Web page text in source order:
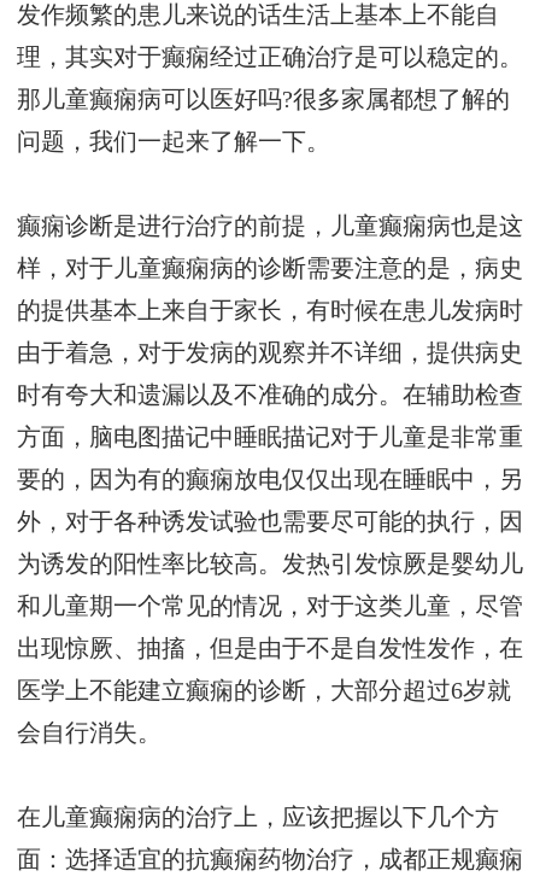
发作频繁的患儿来说的话生活上基本上不能自
理，其实对于癫痫经过正确治疗是可以稳定的。
那儿童癫痫病可以医好吗?很多家属都想了解的
问题，我们一起来了解一下。
癫痫诊断是进行治疗的前提，儿童癫痫病也是这
样，对于儿童癫痫病的诊断需要注意的是，病史
的提供基本上来自于家长，有时候在患儿发病时
由于着急，对于发病的观察并不详细，提供病史
时有夸大和遗漏以及不准确的成分。在辅助检查
方面，脑电图描记中睡眠描记对于儿童是非常重
要的，因为有的癫痫放电仅仅出现在睡眠中，另
外，对于各种诱发试验也需要尽可能的执行，因
为诱发的阳性率比较高。发热引发惊厥是婴幼儿
和儿童期一个常见的情况，对于这类儿童，尽管
出现惊厥、抽搐，但是由于不是自发性发作，在
医学上不能建立癫痫的诊断，大部分超过6岁就
会自行消失。
在儿童癫痫病的治疗上，应该把握以下几个方
面：选择适宜的抗癫痫药物治疗， 成都正规癫痫